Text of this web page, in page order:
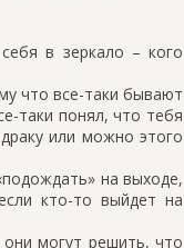
в зеркало – кого
что все-таки бывают
таки понял, что тебя
или можно этого
на выходе,
кто-то выйдет на
могут решить, что